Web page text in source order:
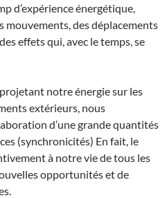
d’expérience énergétique,
mouvements, des déplacements
effets qui, avec le temps, se
notre énergie sur les
extérieurs, nous
d’une grande quantités
(synchronicités) En fait, le
à notre vie de tous les
opportunités et de